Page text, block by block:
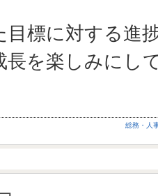
目標に対する進
長を楽しみにし
総務・人